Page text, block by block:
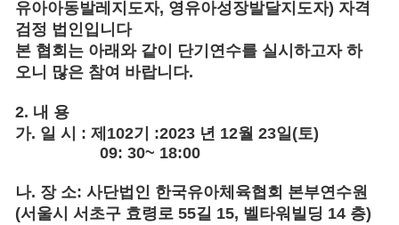
유아아동발레지도자, 영유아성장발달지도자) 자격
검정 법인입니다
본 협회는 아래와 같이 단기연수를 실시하고자 하
오니 많은 참여 바랍니다.
2. 내 용
가. 일 시 : 제102기 :2023 년 12월 23일(토)
09: 30~ 18:00
나. 장 소: 사단법인 한국유아체육협회 본부연수원
(서울시 서초구 효령로 55길 15, 벨타워빌딩 14 층)